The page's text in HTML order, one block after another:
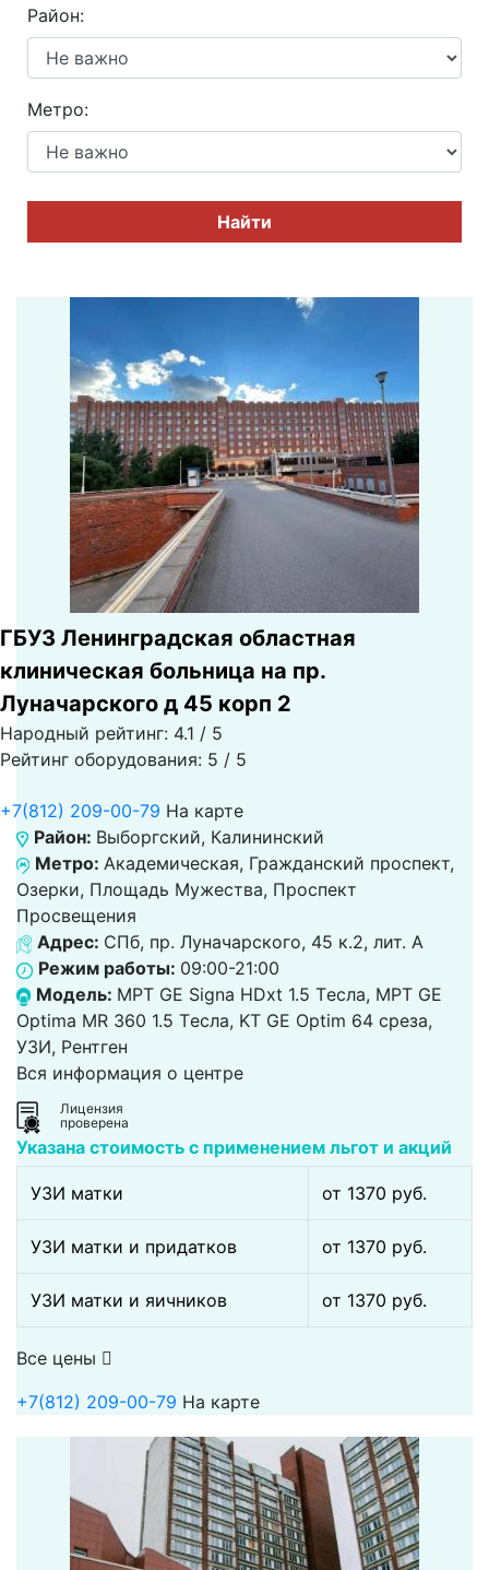
Район:
Метро:
Найти
ГБУЗ Ленинградская областная
клиническая больница на пр.
Луначарского д 45 корп 2
Народный рейтинг: 4.1 / 5
Рейтинг оборудования: 5 / 5
+7(812) 209-00-79 На карте
Район: Выборгский, Калининский
Метро: Академическая, Гражданский проспект,
Озерки, Площадь Мужества, Проспект
Просвещения
Адрес: СПб, пр. Луначарского, 45 к.2, лит. А
Режим работы: 09:00-21:00
Модель: МРТ GE Signa HDxt 1.5 Tесла, МРТ GE
Optima MR 360 1.5 Tесла, KT GE Optim 64 среза,
УЗИ, Рентген
Вся информация о центре
Лицензия
проверена
Указана стоимость с применением льгот и акций
УЗИ матки от 1370 pуб.
УЗИ матки и придатков от 1370 pуб.
УЗИ матки и яичников от 1370 pуб.
Все цены
+7(812) 209-00-79 На карте